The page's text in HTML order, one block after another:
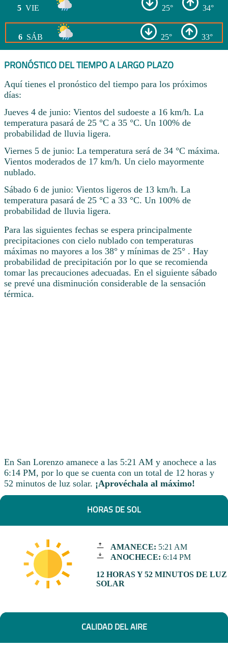
5 VIE 25° 34°
6 SÁB 25° 33°
PRONÓSTICO DEL TIEMPO A LARGO PLAZO
Aquí tienes el pronóstico del tiempo para los próximos
días:
Jueves 4 de junio: Vientos del sudoeste a 16 km/h. La
temperatura pasará de 25 °C a 35 °C. Un 100% de
probabilidad de lluvia ligera.
Viernes 5 de junio: La temperatura será de 34 °C máxima.
Vientos moderados de 17 km/h. Un cielo mayormente
nublado.
Sábado 6 de junio: Vientos ligeros de 13 km/h. La
temperatura pasará de 25 °C a 33 °C. Un 100% de
probabilidad de lluvia ligera.
Para las siguientes fechas se espera principalmente
precipitaciones con cielo nublado con temperaturas
máximas no mayores a los 38° y mínimas de 25° . Hay
probabilidad de precipitación por lo que se recomienda
tomar las precauciones adecuadas. En el siguiente sábado
se prevé una disminución considerable de la sensación
térmica.
En San Lorenzo amanece a las 5:21 AM y anochece a las
6:14 PM, por lo que se cuenta con un total de 12 horas y
52 minutos de luz solar. ¡Aprovéchala al máximo!
HORAS DE SOL
AMANECE: 5:21 AM
ANOCHECE: 6:14 PM
12 HORAS Y 52 MINUTOS DE LUZ
SOLAR
CALIDAD DEL AIRE